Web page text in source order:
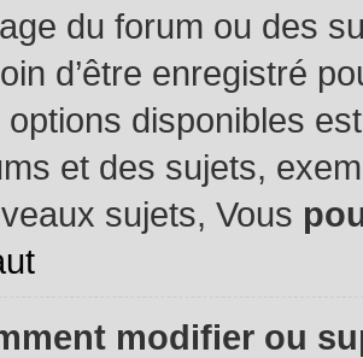
du forum ou des
d’être enregistré
options disponibles
et des sujets,
sujets, Vous
modifier ou